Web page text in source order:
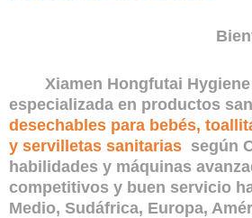
Xiamen Hongfutai Hygiene
especializada en productos
desechables para bebés,
y servilletas sanitarias según
habilidades y máquinas
competitivos y buen servicio
Medio, Sudáfrica, Europa,